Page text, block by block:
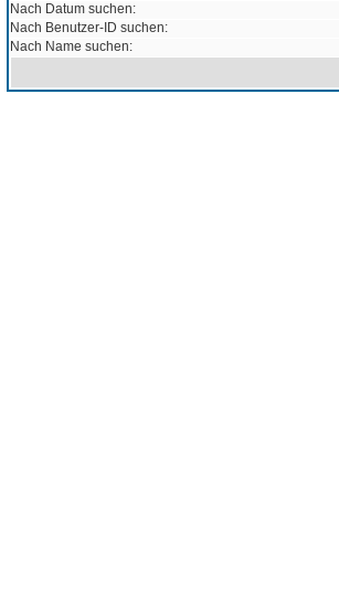
Nach Datum suchen:
Nach Benutzer-ID suchen:
Nach Name suchen: